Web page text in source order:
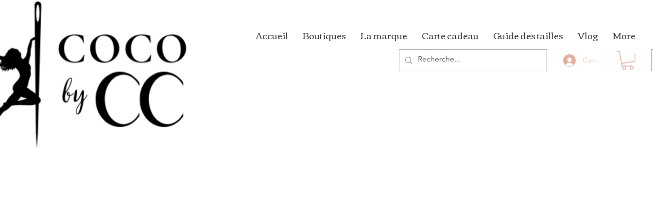
Accueil Boutiques La marque Carte cadeau Guide des tailles Vlog More
Connexion